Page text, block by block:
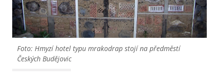
Foto: Hmyzí hotel typu mrakodrap stojí na předměstí
Českých Budějovic